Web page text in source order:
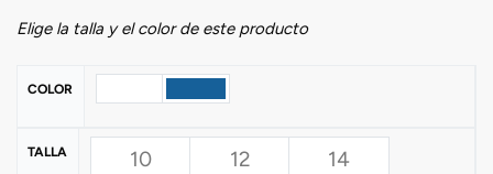
Elige la talla y el color de este producto
COLOR
TALLA 10 12 14